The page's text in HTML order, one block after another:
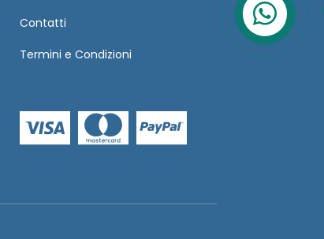
Contatti
Termini e Condizioni